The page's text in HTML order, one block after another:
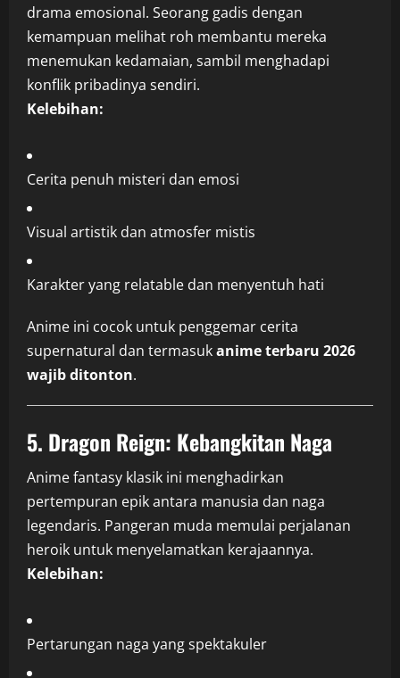
drama emosional. Seorang gadis dengan
kemampuan melihat roh membantu mereka
menemukan kedamaian, sambil menghadapi
konflik pribadinya sendiri.
Kelebihan:
Cerita penuh misteri dan emosi
Visual artistik dan atmosfer mistis
Karakter yang relatable dan menyentuh hati
Anime ini cocok untuk penggemar cerita
supernatural dan termasukanime terbaru 2026
wajib ditonton.
5. Dragon Reign: Kebangkitan Naga
Anime fantasy klasik ini menghadirkan
pertempuran epik antara manusia dan naga
legendaris. Pangeran muda memulai perjalanan
heroik untuk menyelamatkan kerajaannya.
Kelebihan:
Pertarungan naga yang spektakuler